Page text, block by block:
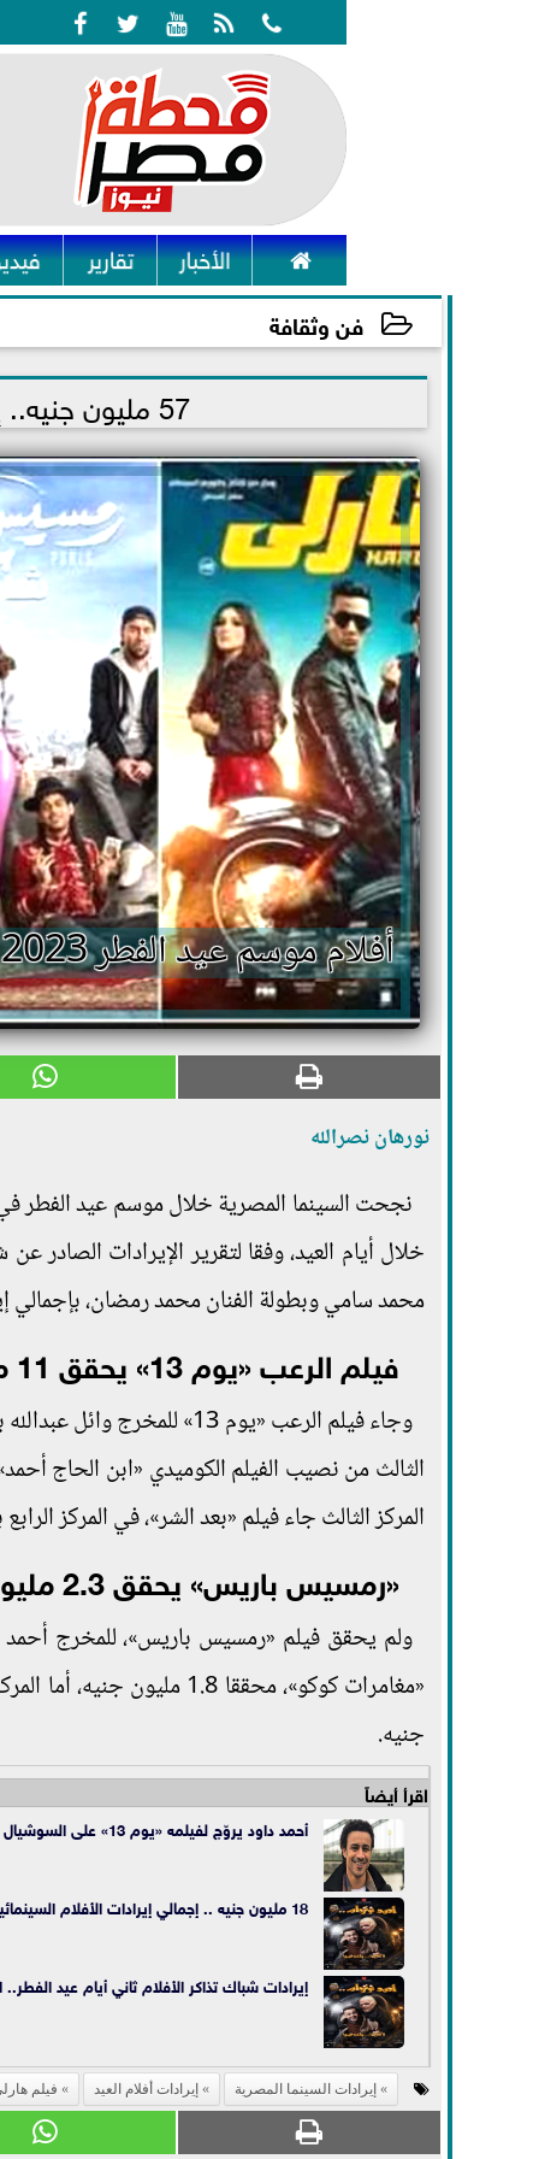
    
 الأخبار تقارير
فن وثقافة
2023-04-26 15:28:30 57 مليون جنيه.. إيرادات السينما المصرية في العيد
أفلام موسم عيد الفطر 2023
نورهان نصرالله
خلال أيام العيد، وفقا لتقرير الإيرادات الصادر
محمد سامي وبطولة الفنان محمد رمضان، بإجمالي إيرادات
فيلم الرعب «يوم 13» يحقق 11 مليون جنيه
المركز الثالث جاء فيلم «بعد الشر»، في المركز الرابع بإيرادات
«رمسيس باريس» يحقق 2.3 مليون جنيه.. و«ساعة إجابة» في المركز الأخير
جنيه.
اقرأ أيضاً
أحمد داود يروّج لفيلمه «يوم 13» على السوشيال ميديا
18 مليون جنيه .. إجمالي إيرادات الأفلام السينمائية في أسبوع
إيرادات شباك تذاكر الأفلام ثاني أيام عيد
إيرادات السينما المصرية إيرادات أفلام العيد فيلم